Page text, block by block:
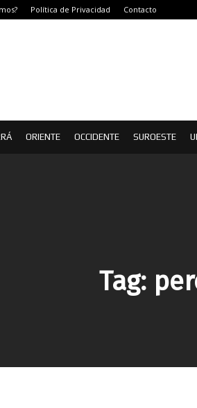
Política de Privacidad Contacto
ORIENTE OCCIDENTE SUROESTE
Tag: